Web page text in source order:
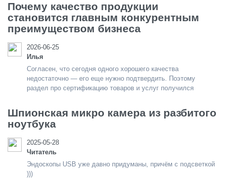
Почему качество продукции
становится главным конкурентным
преимуществом бизнеса
2026-06-25
Илья
Согласен, что сегодня одного хорошего качества
недостаточно — его еще нужно подтвердить. Поэтому
раздел про сертификацию товаров и услуг получился
Шпионская микро камера из разбитого
ноутбука
2025-05-28
Читатель
Эндоскопы USB уже давно придуманы, причём с подсветкой
)))